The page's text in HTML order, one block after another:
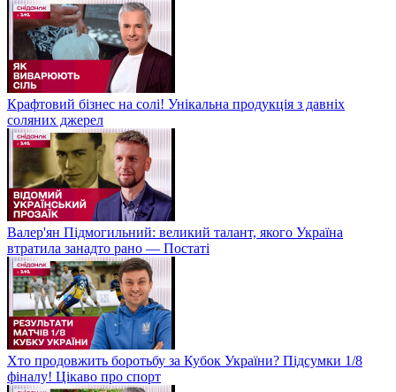
Крафтовий бізнес на солі! Унікальна продукція з давніх
соляних джерел
Валер'ян Підмогильний: великий талант, якого Україна
втратила занадто рано — Постаті
Хто продовжить боротьбу за Кубок України? Підсумки 1/8
фіналу! Цікаво про спорт